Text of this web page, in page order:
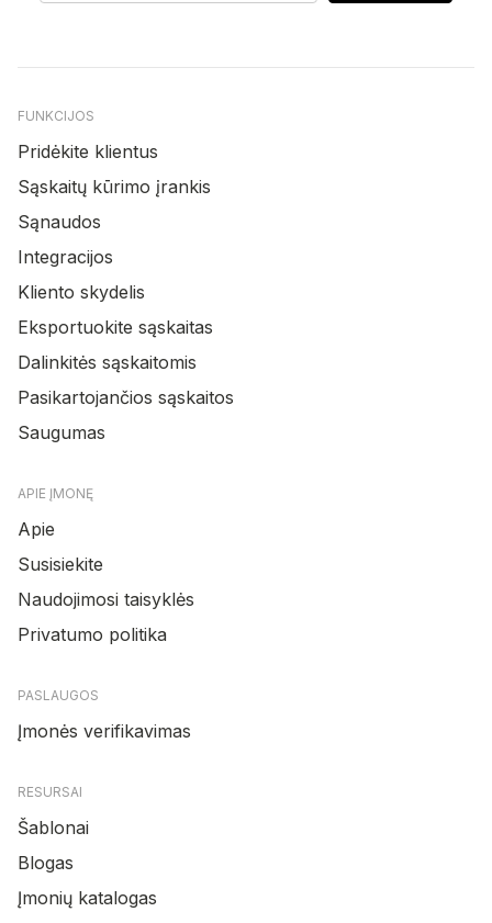
FUNKCIJOS
Pridėkite klientus
Sąskaitų kūrimo įrankis
Sąnaudos
Integracijos
Kliento skydelis
Eksportuokite sąskaitas
Dalinkitės sąskaitomis
Pasikartojančios sąskaitos
Saugumas
APIE ĮMONĘ
Apie
Susisiekite
Naudojimosi taisyklės
Privatumo politika
PASLAUGOS
Įmonės verifikavimas
RESURSAI
Šablonai
Blogas
Įmonių katalogas